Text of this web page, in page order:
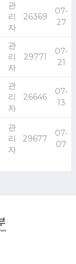
관
리
자
26369
07-
27
관
리
자
29771
07-
21
관
리
자
26646
07-
13
관
리
자
29677
07-
07